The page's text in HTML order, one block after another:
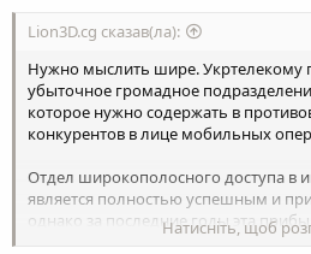
Lion3D.cg сказав(ла):
Нужно мыслить шире. Укртелекому
убыточное громадное
которое нужно содержать в
конкурентов в лице мобильных
Отдел широкополосного доступа в
является полностью успешным и
однако за последние годы эта
покрыть общие убытки на
Натисніть, щоб